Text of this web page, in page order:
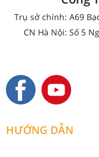
Trụ sở chính: A69
CN Hà Nội: Số 5
HƯỚNG DẪN